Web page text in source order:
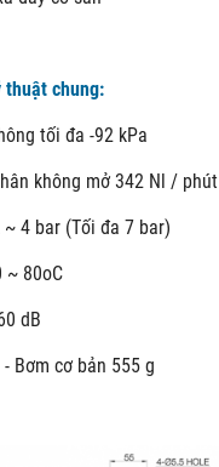
thuật chung:
tối đa -92 kPa
không mở 342 Nl / phút
~ 4 bar (Tối đa 7 bar)
~ 80oC
dB
- Bơm cơ bản 555 g